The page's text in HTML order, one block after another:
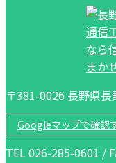
〒381-0026 長野県
Googleマップで確認
TEL 026-285-0601 /